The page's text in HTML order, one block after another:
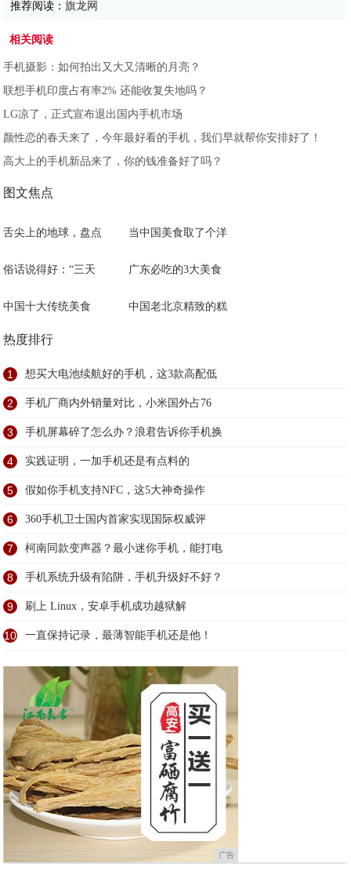
推荐阅读：旗龙网
相关阅读
手机摄影：如何拍出又大又清晰的月亮？
联想手机印度占有率2% 还能收复失地吗？
LG凉了，正式宣布退出国内手机市场
颜性恋的春天来了，今年最好看的手机，我们早就帮你安排好了！
高大上的手机新品来了，你的钱准备好了吗？
图文焦点
舌尖上的地球，盘点 当中国美食取了个洋
俗话说得好：“三天 广东必吃的3大美食
中国十大传统美食 中国老北京精致的糕
热度排行
1 想买大电池续航好的手机，这3款高配低
2 手机厂商内外销量对比，小米国外占76
3 手机屏幕碎了怎么办？浪君告诉你手机换
4 实践证明，一加手机还是有点料的
5 假如你手机支持NFC，这5大神奇操作
6 360手机卫士国内首家实现国际权威评
7 柯南同款变声器？最小迷你手机，能打电
8 手机系统升级有陷阱，手机升级好不好？
9 刷上 Linux，安卓手机成功越狱解
10 一直保持记录，最薄智能手机还是他！
广告